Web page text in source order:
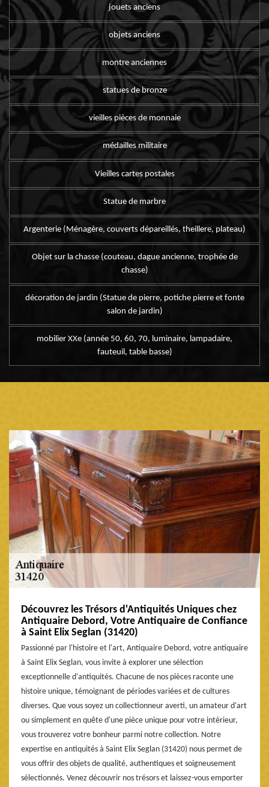
jouets anciens
objets anciens
montre anciennes
statues de bronze
vieilles pièces de monnaie
médailles militaire
Vieilles cartes postales
Statue de marbre
Argenterie (Ménagère, couverts dépareillés, theillere, plateau)
Objet sur la chasse (couteau, dague ancienne, trophée de
chasse)
décoration de jardin (Statue de pierre, potiche pierre et fonte
salon de jardin)
mobilier XXe (année 50, 60, 70, luminaire, lampadaire,
fauteuil, table basse)
Découvrez les Trésors d'Antiquités Uniques chez
Antiquaire Debord, Votre Antiquaire de Confiance
à Saint Elix Seglan (31420)
Passionné par l'histoire et l'art, Antiquaire Debord, votre antiquaire
à Saint Elix Seglan, vous invite à explorer une sélection
exceptionnelle d'antiquités. Chacune de nos pièces raconte une
histoire unique, témoignant de périodes variées et de cultures
diverses. Que vous soyez un collectionneur averti, un amateur d'art
ou simplement en quête d'une pièce unique pour votre intérieur,
vous trouverez votre bonheur parmi notre collection. Notre
expertise en antiquités à Saint Elix Seglan (31420) nous permet de
vous offrir des objets de qualité, authentiques et soigneusement
sélectionnés. Venez découvrir nos trésors et laissez-vous emporter